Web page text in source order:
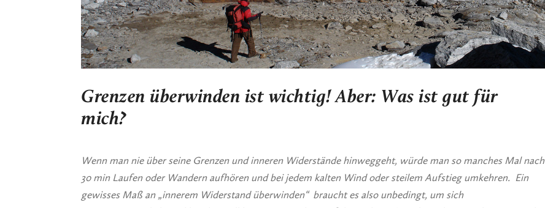
Grenzen überwinden ist wichtig! Aber: Was ist gut für
mich?
Wenn man nie über seine Grenzen und inneren Widerstände hinweggeht, würde man so manches Mal nach
30 min Laufen oder Wandern aufhören und bei jedem kalten Wind oder steilem Aufstieg umkehren. Ein
gewisses Maß an „innerem Widerstand überwinden“ braucht es also unbedingt, um sich